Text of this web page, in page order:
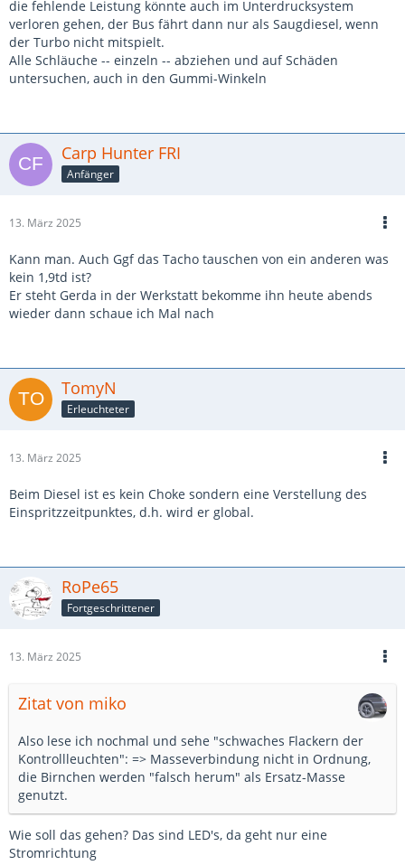
die fehlende Leistung könnte auch im Unterdrucksystem
verloren gehen, der Bus fährt dann nur als Saugdiesel, wenn
der Turbo nicht mitspielt.
Alle Schläuche -- einzeln -- abziehen und auf Schäden
untersuchen, auch in den Gummi-Winkeln
Carp Hunter FRI
Anfänger
13. März 2025
Kann man. Auch Ggf das Tacho tauschen von ein anderen was
kein 1,9td ist?
Er steht Gerda in der Werkstatt bekomme ihn heute abends
wieder dann schaue ich Mal nach
TomyN
Erleuchteter
13. März 2025
Beim Diesel ist es kein Choke sondern eine Verstellung des
Einspritzzeitpunktes, d.h. wird er global.
RoPe65
Fortgeschrittener
13. März 2025
Zitat von miko
Also lese ich nochmal und sehe "schwaches Flackern der
Kontrollleuchten": => Masseverbindung nicht in Ordnung,
die Birnchen werden "falsch herum" als Ersatz-Masse
genutzt.
Wie soll das gehen? Das sind LED's, da geht nur eine
Stromrichtung